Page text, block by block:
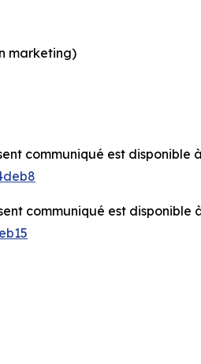
marketing)
communiqué est disponible
communiqué est disponible